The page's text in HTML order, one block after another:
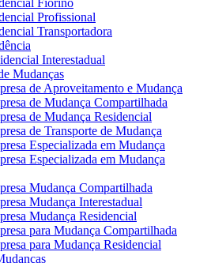
Fiorino
Profissional
Transportadora
Interestadual
Mudanças
de Aproveitamento e Mudança
de Mudança Compartilhada
de Mudança Residencial
de Transporte de Mudança
Especializada em Mudança
Especializada em Mudança
Mudança Compartilhada
Mudança Interestadual
Mudança Residencial
para Mudança Compartilhada
para Mudança Residencial